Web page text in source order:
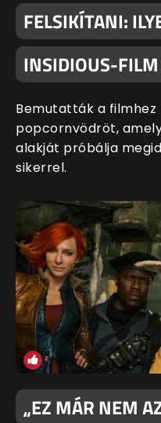
FELSIKÍTANI:
INSIDIOUS-
Bemutatták a filmhez
popcornvödröt,
alakját próbálja
sikerrel.
„EZ MÁR NEM